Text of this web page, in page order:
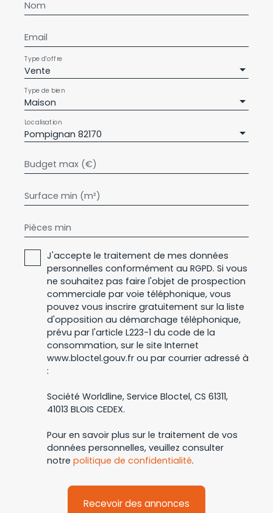
Nom
Email
Vente
Type d'offre
Maison
Type de bien
Pompignan 82170
Localisation
Budget max (€)
Surface min (m²)
Pièces min
J'accepte le traitement de mes données
personnelles conformément au RGPD. Si vous
ne souhaitez pas faire l'objet de prospection
commerciale par voie téléphonique, vous
pouvez vous inscrire gratuitement sur la liste
d'opposition au démarchage téléphonique,
prévu par l'article L223-1 du code de la
consommation, sur le site Internet
www.bloctel.gouv.fr ou par courrier adressé à
:
Société Worldline, Service Bloctel, CS 61311,
41013 BLOIS CEDEX.
Pour en savoir plus sur le traitement de vos
données personnelles, veuillez consulter
notre politique de confidentialité.
Recevoir des annonces